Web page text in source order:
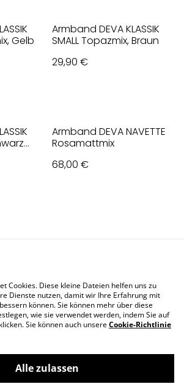
Gelb
Armband DEVA KLASSIK
SMALL Topazmix, Braun
29,90 €
Armband DEVA NAVETTE
Rosamattmix
68,00 €
Cookie Policy
Impressum
Cookies. Diese kleine Dateien helfen uns zu
Dienste nutzen, damit wir Ihre Erfahrung mit
können. Sie können mehr über diese
wie sie verwendet werden, indem Sie auf
Sie können auch unsereCookie-Richtlinie
Alle zulassen